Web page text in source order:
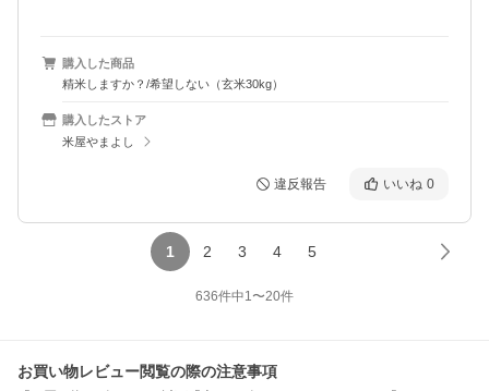
購入した商品
精米しますか？/希望しない（玄米30kg）
購入したストア
米屋やまよし
違反報告 いいね 0
1 2 3 4 5
636件中1〜20件
お買い物レビュー閲覧の際の注意事項